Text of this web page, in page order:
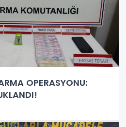
OPERASYONU: